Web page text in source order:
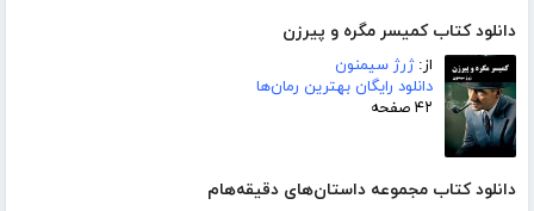
دانلود کتاب کمیسر مگره و پیرزن
از:ژرژ سیمنون
دانلود رایگان بهترین رمان‌ها
۴۲ صفحه
دانلود کتاب مجموعه داستان‌های دقیقه‌هام